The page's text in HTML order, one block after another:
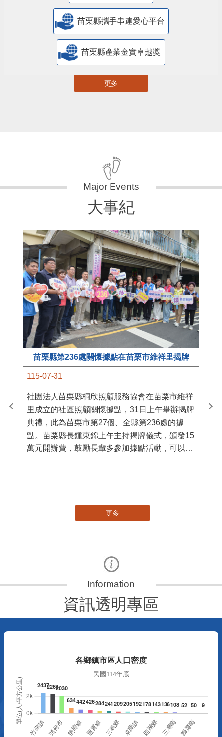
苗栗縣攜手串連愛心平台
苗栗縣產業金實卓越獎
更多
大事紀
苗栗縣第236處關懷據點在苗栗市維祥里揭牌
115-07-31
社團法人苗栗縣桐欣照顧服務協會在苗栗市維祥
里成立的社區照顧關懷據點，31日上午舉辦揭牌
典禮，此為苗栗市第27個、全縣第236處的據
點。苗栗縣長鍾東錦上午主持揭牌儀式，頒發15
萬元開辦費，鼓勵長輩多參加據點活動，可以更
苗
更多
資訊透明專區